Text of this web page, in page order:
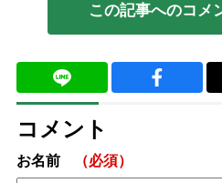
この記事へのコメ
コメント
お名前 （必須）